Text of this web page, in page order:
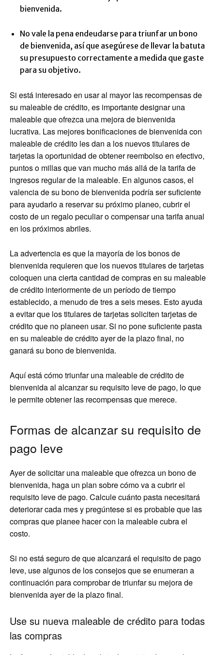
bienvenida.
No vale la pena endeudarse para triunfar un bono
de bienvenida, así que asegúrese de llevar la batuta
su presupuesto correctamente a medida que gaste
para su objetivo.
Si está interesado en usar al mayor las recompensas de
su maleable de crédito, es importante designar una
maleable que ofrezca una mejora de bienvenida
lucrativa. Las mejores bonificaciones de bienvenida con
maleable de crédito les dan a los nuevos titulares de
tarjetas la oportunidad de obtener reembolso en efectivo,
puntos o millas que van mucho más allá de la tarifa de
ingresos regular de la maleable. En algunos casos, el
valencia de su bono de bienvenida podría ser suficiente
para ayudarlo a reservar su próximo planeo, cubrir el
costo de un regalo peculiar o compensar una tarifa anual
en los próximos abriles.
La advertencia es que la mayoría de los bonos de
bienvenida requieren que los nuevos titulares de tarjetas
coloquen una cierta cantidad de compras en su maleable
de crédito interiormente de un período de tiempo
establecido, a menudo de tres a seis meses. Esto ayuda
a evitar que los titulares de tarjetas soliciten tarjetas de
crédito que no planeen usar. Si no pone suficiente pasta
en su maleable de crédito ayer de la plazo final, no
ganará su bono de bienvenida.
Aquí está cómo triunfar una maleable de crédito de
bienvenida al alcanzar su requisito leve de pago, lo que
le permite obtener las recompensas que merece.
Formas de alcanzar su requisito de
pago leve
Ayer de solicitar una maleable que ofrezca un bono de
bienvenida, haga un plan sobre cómo va a cubrir el
requisito leve de pago. Calcule cuánto pasta necesitará
deteriorar cada mes y pregúntese si es probable que las
compras que planee hacer con la maleable cubra el
costo.
Si no está seguro de que alcanzará el requisito de pago
leve, use algunos de los consejos que se enumeran a
continuación para comprobar de triunfar su mejora de
bienvenida ayer de la plazo final.
Use su nueva maleable de crédito para todas
las compras